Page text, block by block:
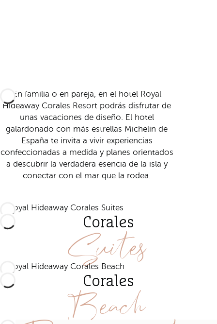
En familia o en pareja, en el hotel Royal
Hideaway Corales Resort podrás disfrutar de
unas vacaciones de diseño. El hotel
galardonado con más estrellas Michelin de
España te invita a vivir experiencias
confeccionadas a medida y planes orientados
a descubrir la verdadera esencia de la isla y
conectar con el mar que la rodea.
Corales
Suites
Corales
Beach